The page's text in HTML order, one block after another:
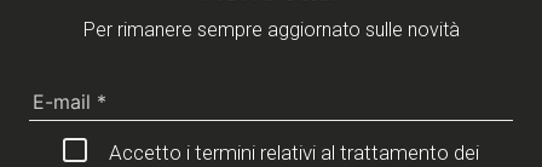
Per rimanere sempre aggiornato sulle novità
Accetto i termini relativi al trattamento dei